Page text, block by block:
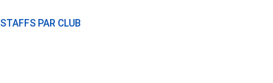
STAFFS PAR CLUB